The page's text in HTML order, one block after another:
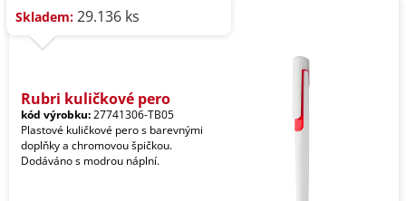
Skladem: 29.136 ks
Rubri kuličkové pero
kód výrobku:27741306-TB05
Plastové kuličkové pero s barevnými
doplňky a chromovou špičkou.
Dodáváno s modrou náplní.